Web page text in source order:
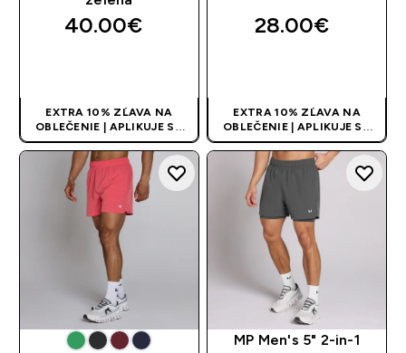
40.00€‎
EXTRA 10% ZĽAVA NA
OBLEČENIE | APLIKUJE SA
AUTOMATICKY PRI KÚPE 3
KS
28.00€‎
EXTRA 10% ZĽAVA NA
OBLEČENIE | APLIKUJE SA
AUTOMATICKY PRI KÚPE 3
KS
MP Men's 5" 2-in-1